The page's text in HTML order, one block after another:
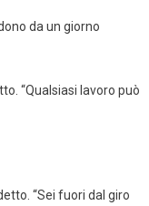
da un giorno
“Qualsiasi lavoro può
“Sei fuori dal giro